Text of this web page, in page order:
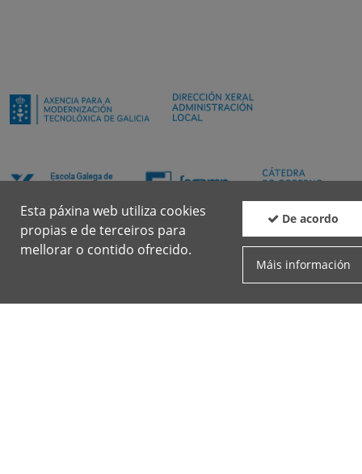
Esta páxina web utiliza cookies
propias e de terceiros para
mellorar o contido ofrecido.
De acordo
Máis información